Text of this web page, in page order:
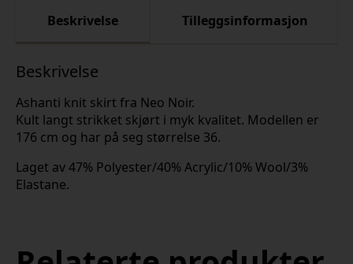
Beskrivelse Tilleggsinformasjon
Beskrivelse
Ashanti knit skirt fra Neo Noir.
Kult langt strikket skjørt i myk kvalitet. Modellen er
176 cm og har på seg størrelse 36.
Laget av 47% Polyester/40% Acrylic/10% Wool/3%
Elastane.